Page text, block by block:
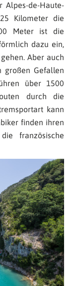
Alpes-de-Haute-
Kilometer die
Meter ist die
dazu ein,
Aber auch
großen Gefallen
über 1500
durch die
kann
finden ihren
französische